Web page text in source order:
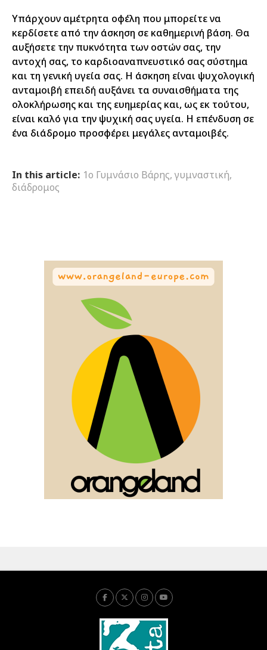
Υπάρχουν αμέτρητα οφέλη που μπορείτε να
κερδίσετε από την άσκηση σε καθημερινή βάση. Θα
αυξήσετε την πυκνότητα των οστών σας, την
αντοχή σας, το καρδιοαναπνευστικό σας σύστημα
και τη γενική υγεία σας. Η άσκηση είναι ψυχολογική
ανταμοιβή επειδή αυξάνει τα συναισθήματα της
ολοκλήρωσης και της ευημερίας και, ως εκ τούτου,
είναι καλό για την ψυχική σας υγεία. Η επένδυση σε
ένα διάδρομο προσφέρει μεγάλες ανταμοιβές.
In this article: 1ο Γυμνάσιο Βάρης,γυμναστική,
διάδρομος